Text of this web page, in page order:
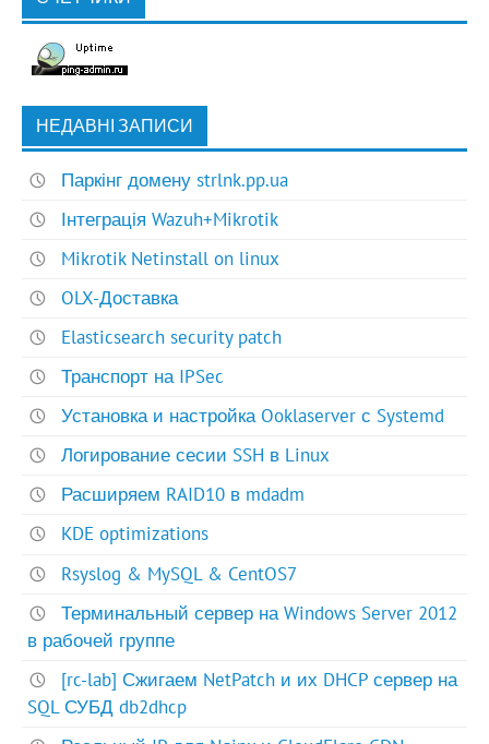
НЕДАВНІ ЗАПИСИ
Паркінг домену strlnk.pp.ua
Інтеграція Wazuh+Mikrotik
Mikrotik Netinstall on linux
OLX-Доставка
Elasticsearch security patch
Транспорт на IPSec
Установка и настройка Ooklaserver с Systemd
Логирование сесии SSH в Linux
Расширяем RAID10 в mdadm
KDE optimizations
Rsyslog & MySQL & CentOS7
Терминальный сервер на Windows Server 2012
в рабочей группе
[rc-lab] Сжигаем NetPatch и их DHCP сервер на
SQL СУБД db2dhcp